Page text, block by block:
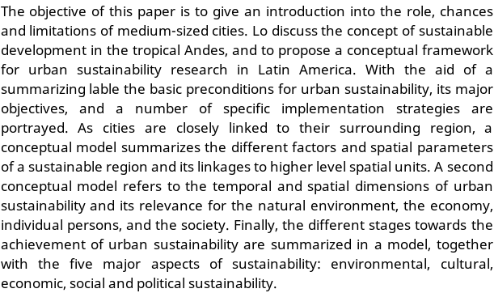
The objective of this paper is to give an introduction into the role, chances
and limitations of medium-sized cities. Lo discuss the concept of sustainable
development in the tropical Andes, and to propose a conceptual framework
for urban sustainability research in Latin America. With the aid of a
summarizing lable the basic preconditions for urban sustainability, its major
objectives, and a number of specific implementation strategies are
portrayed. As cities are closely linked to their surrounding region, a
conceptual model summarizes the different factors and spatial parameters
of a sustainable region and its linkages to higher level spatial units. A second
conceptual model refers to the temporal and spatial dimensions of urban
sustainability and its relevance for the natural environment, the economy,
individual persons, and the society. Finally, the different stages towards the
achievement of urban sustainability are summarized in a model, together
with the five major aspects of sustainability: environmental, cultural,
economic, social and political sustainability.